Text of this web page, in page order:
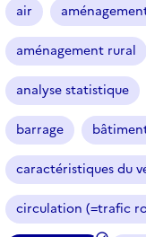
air
aménagement rural
analyse statistique
barrage
caractéristiques du
circulation (=trafic